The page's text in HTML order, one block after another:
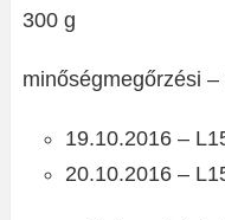
300 g
minőségmegőrzési
19.10.2016 –
20.10.2016 –